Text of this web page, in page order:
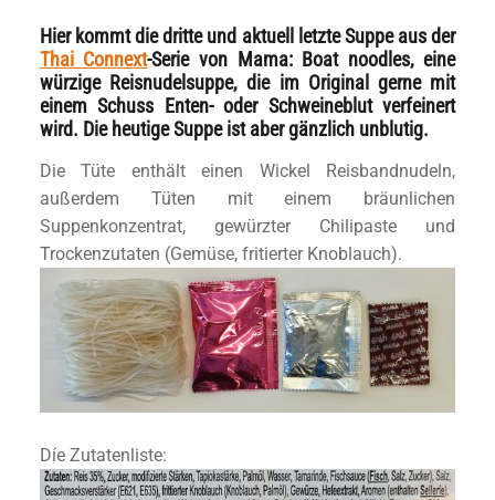
Hier kommt die dritte und aktuell letzte Suppe aus der
Thai Connext-Serie von Mama: Boat noodles, eine
würzige Reisnudelsuppe, die im Original gerne mit
einem Schuss Enten- oder Schweineblut verfeinert
wird. Die heutige Suppe ist aber gänzlich unblutig.
Die Tüte enthält einen Wickel Reisbandnudeln,
außerdem Tüten mit einem bräunlichen
Suppenkonzentrat, gewürzter Chilipaste und
Trockenzutaten (Gemüse, fritierter Knoblauch).
Díe Zutatenliste: